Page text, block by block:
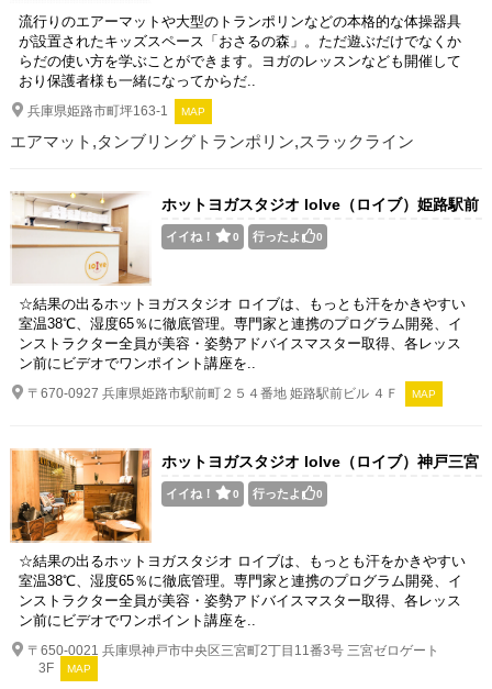
流行りのエアーマットや大型のトランポリンなどの本格的な体操器具
が設置されたキッズスペース「おさるの森」。ただ遊ぶだけでなくか
らだの使い方を学ぶことができます。ヨガのレッスンなども開催して
おり保護者様も一緒になってからだ..
兵庫県姫路市町坪163-1 MAP
エアマット,タンブリングトランポリン,スラックライン
ホットヨガスタジオ loIve（ロイブ）姫路駅前
店イイね！ 0 行ったよ 0
☆結果の出るホットヨガスタジオ ロイブは、もっとも汗をかきやすい
室温38℃、湿度65％に徹底管理。専門家と連携のプログラム開発、イ
ンストラクター全員が美容・姿勢アドバイスマスター取得、各レッス
ン前にビデオでワンポイント講座を..
〒670-0927 兵庫県姫路市駅前町２５４番地 姫路駅前ビル ４Ｆ MAP
ホットヨガスタジオ loIve（ロイブ）神戸三宮
店イイね！ 0 行ったよ 0
☆結果の出るホットヨガスタジオ ロイブは、もっとも汗をかきやすい
室温38℃、湿度65％に徹底管理。専門家と連携のプログラム開発、イ
ンストラクター全員が美容・姿勢アドバイスマスター取得、各レッス
ン前にビデオでワンポイント講座を..
〒650-0021 兵庫県神戸市中央区三宮町2丁目11番3号 三宮ゼロゲート
3F
MAP